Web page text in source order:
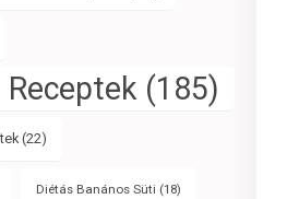
Receptek (185)
(22)
Diétás Banános Süti (18)